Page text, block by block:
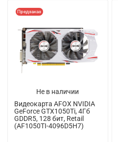
Не в наличии
Предзаказ
Видеокарта AFOX NVIDIA
GeForce GTX1050Ti, 4Гб
GDDR5, 128 бит, Retail
(AF1050TI-4096D5H7)